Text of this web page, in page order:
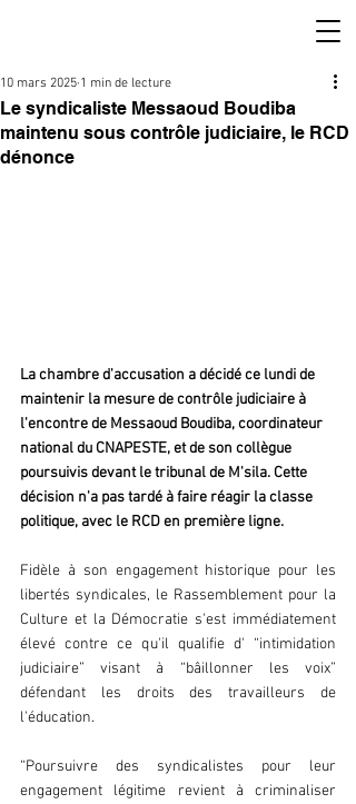
Le syndicaliste Messaoud Boudiba
maintenu sous contrôle judiciaire, le RCD
dénonce
10 mars 2025 1 min de lecture
La chambre d'accusation a décidé ce lundi de
maintenir la mesure de contrôle judiciaire à
l'encontre de Messaoud Boudiba, coordinateur
national du CNAPESTE, et de son collègue
poursuivis devant le tribunal de M'sila. Cette
décision n'a pas tardé à faire réagir la classe
politique, avec le RCD en première ligne.
Fidèle à son engagement historique pour les
libertés syndicales, le Rassemblement pour la
Culture et la Démocratie s'est immédiatement
élevé contre ce qu'il qualifie d' “intimidation
judiciaire” visant à “bâillonner les voix”
défendant les droits des travailleurs de
l'éducation.
“Poursuivre des syndicalistes pour leur
engagement légitime revient à criminaliser